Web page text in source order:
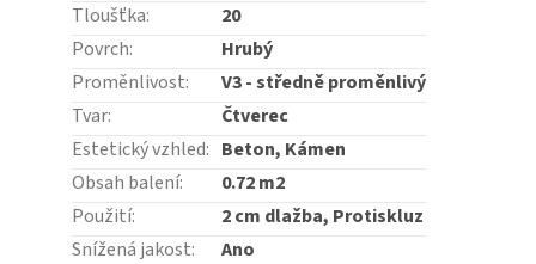
Tloušťka:
20
Povrch:
Hrubý
Proměnlivost:
V3 - středně proměnlivý
Tvar:
Čtverec
Estetický vzhled: Beton, Kámen
Obsah balení:
0.72 m2
Použití:
2 cm dlažba, Protiskluz
Snížená jakost:
Ano